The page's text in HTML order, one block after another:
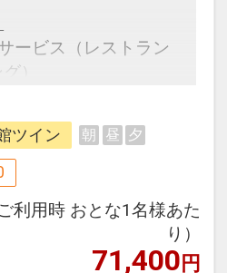
ービス（レストラン
）
ます。
月1日～2027年3月
ス番号：DP-1-
ツイン 朝 昼 夕
利用時 おとな1名様あた
り）
71,400円